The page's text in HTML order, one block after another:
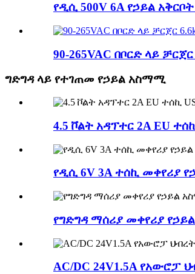
የዲሲ 500V 6A የኃይል አቅርቦት
90-265VAC በቦርድ ላይ ቻርጀር
ግድግዳ ላይ የተገጠመ የኃይል አስማሚ
4.5 ቮልት አዳፕተር 2A EU
የዲሲ 6V 3A ተሰኪ መቀየሪያ
የግድግዳ ማሰሪያ መቀየሪያ
AC/DC 24V1.5A የአውሮፓ